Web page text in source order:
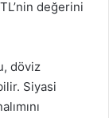
değerini
döviz
Siyasi